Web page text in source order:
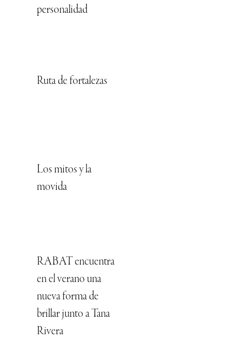
personalidad
Ruta de fortalezas
Los mitos y la
movida
RABAT encuentra
en el verano una
nueva forma de
brillar junto a Tana
Rivera